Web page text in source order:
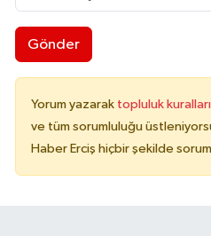
Gönder
Yorum yazarak topluluk
ve tüm sorumluluğu
Haber Erciş hiçbir şekilde